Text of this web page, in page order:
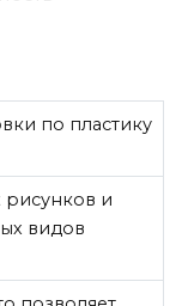
по пластику
рисунков и
видов